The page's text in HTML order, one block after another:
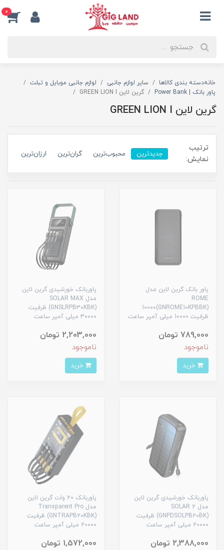
0
خانهدسته بندی کالاها سایر لوازم جانبی
لوازم جانبی موبایل و تبلت
پاور بانک | Power Bank
گرین لاین GREEN LION I
گرین لاین GREEN LION I
ترتیب
نمایش:
جدیدترین محبوب‌ترین گران‌ترین ارزان‌ترین
پاور بانک گرین لاین مدل
ROME
10000(GNROME10KPBBK)
ظرفیت 10000 میلی آمپر ساعت
789,000 تومان
ناموجود
پاوربانک خورشیدی گرین لاین
مدل SOLAR MAX
(GNSLRPB30KBK) ظرفیت
30000 میلی آمپر ساعت
2,203,000 تومان
ناموجود
پاوربانک خورشیدی گرین لاین
مدل SOLAR 2
(GNPDSOLPB20BK) ظرفیت
20000 میلی آمپر ساعت
2,388,000 تومان
پاوربانک 20 وات گرین لاین
مدل Transparent Pro
(GNTRAPB20KBK) ظرفیت
20000 میلی آمپر ساعت
1,572,000 تومان